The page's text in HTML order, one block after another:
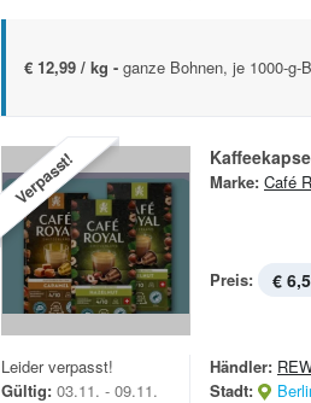
€ 12,99 / kg - ganze Bohnen, je 1000-g-
Verpasst! Marke: Café
Preis: €
Leider verpasst!
Gültig: 03.11. - 09.11.
Händler:
Stadt: